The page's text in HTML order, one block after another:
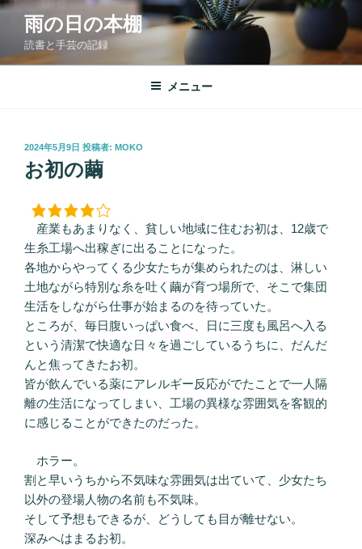
コ
ン
へ
雨の日の本棚
読書と手芸の記録
メニュー
投
稿
日:
2024年5月9日 投稿者: MOKO
お初の繭
産業もあまりなく、貧しい地域に住むお初は、12歳で
生糸工場へ出稼ぎに出ることになった。
各地からやってくる少女たちが集められたのは、淋しい
土地ながら特別な糸を吐く繭が育つ場所で、そこで集団
生活をしながら仕事が始まるのを待っていた。
ところが、毎日腹いっぱい食べ、日に三度も風呂へ入る
という清潔で快適な日々を過ごしているうちに、だんだ
んと焦ってきたお初。
皆が飲んでいる薬にアレルギー反応がでたことで一人隔
離の生活になってしまい、工場の異様な雰囲気を客観的
に感じることができたのだった。
ホラー。
割と早いうちから不気味な雰囲気は出ていて、少女たち
以外の登場人物の名前も不気味。
そして予想もできるが、どうしても目が離せない。
深みへはまるお初。